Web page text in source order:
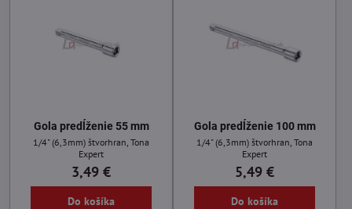
Gola predĺženie 55 mm
1/4" (6,3mm) štvorhran, Tona
Expert
3,49 €
Do košíka
Gola predĺženie 100 mm
1/4" (6,3mm) štvorhran, Tona
Expert
5,49 €
Do košíka